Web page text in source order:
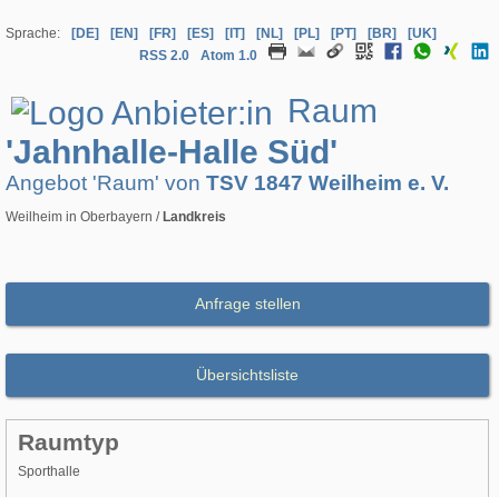
Sprache: [DE] [EN] [FR] [ES] [IT] [NL] [PL] [PT] [BR]
[UK]
RSS 2.0
Atom 1.0
Raum
'Jahnhalle-Halle Süd'
Angebot 'Raum' von TSV 1847 Weilheim e. V.
Weilheim in Oberbayern / Landkreis
Anfrage stellen
Übersichtsliste
Raumtyp
Sporthalle